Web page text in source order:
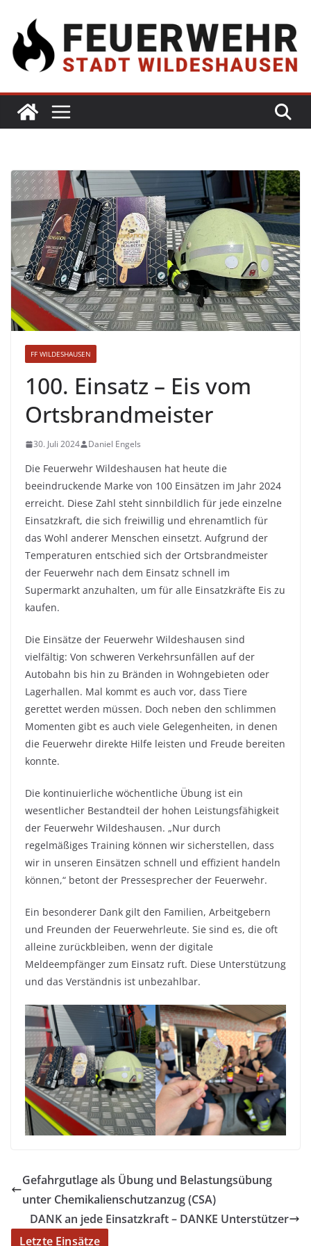
FF WILDESHAUSEN
100. Einsatz – Eis vom
Ortsbrandmeister
30. Juli 2024 Daniel Engels
Die Feuerwehr Wildeshausen hat heute die
beeindruckende Marke von 100 Einsätzen im Jahr 2024
erreicht. Diese Zahl steht sinnbildlich für jede einzelne
Einsatzkraft, die sich freiwillig und ehrenamtlich für
das Wohl anderer Menschen einsetzt. Aufgrund der
Temperaturen entschied sich der Ortsbrandmeister
der Feuerwehr nach dem Einsatz schnell im
Supermarkt anzuhalten, um für alle Einsatzkräfte Eis zu
kaufen.
Die Einsätze der Feuerwehr Wildeshausen sind
vielfältig: Von schweren Verkehrsunfällen auf der
Autobahn bis hin zu Bränden in Wohngebieten oder
Lagerhallen. Mal kommt es auch vor, dass Tiere
gerettet werden müssen. Doch neben den schlimmen
Momenten gibt es auch viele Gelegenheiten, in denen
die Feuerwehr direkte Hilfe leisten und Freude bereiten
konnte.
Die kontinuierliche wöchentliche Übung ist ein
wesentlicher Bestandteil der hohen Leistungsfähigkeit
der Feuerwehr Wildeshausen. „Nur durch
regelmäßiges Training können wir sicherstellen, dass
wir in unseren Einsätzen schnell und effizient handeln
können,“ betont der Pressesprecher der Feuerwehr.
Ein besonderer Dank gilt den Familien, Arbeitgebern
und Freunden der Feuerwehrleute. Sie sind es, die oft
alleine zurückbleiben, wenn der digitale
Meldeempfänger zum Einsatz ruft. Diese Unterstützung
und das Verständnis ist unbezahlbar.
Gefahrgutlage als Übung und Belastungsübung
unter Chemikalienschutzanzug (CSA)
DANK an jede Einsatzkraft – DANKE Unterstützer
Letzte Einsätze